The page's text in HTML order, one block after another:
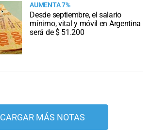
AUMENTA 7%
Desde septiembre, el salario
mínimo, vital y móvil en Argentina
será de $ 51.200
CARGAR MÁS NOTAS